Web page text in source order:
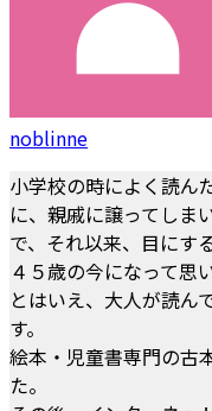
noblinne
小学校の時によく読ん
に、親戚に譲ってしま
で、それ以来、目にす
４５歳の今になって思
とはいえ、大人が読ん
す。
絵本・児童書専門の古
た。